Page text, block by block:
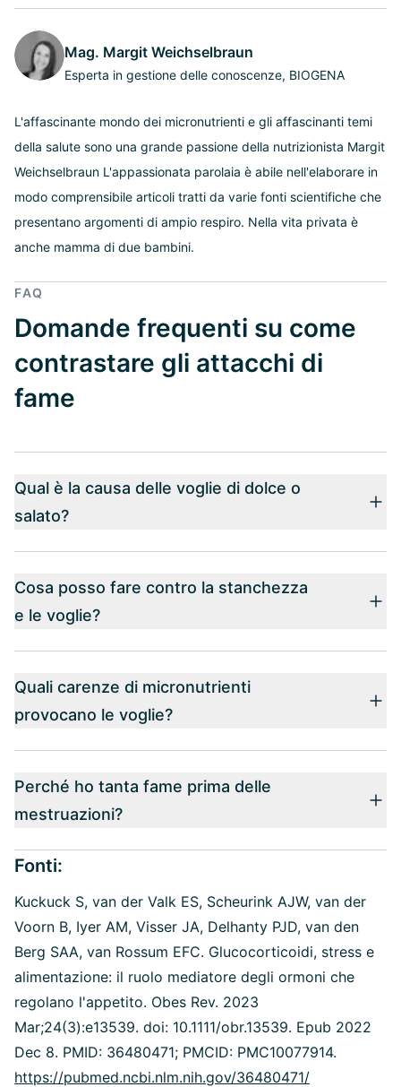
Mag. Margit Weichselbraun
Esperta in gestione delle conoscenze, BIOGENA
L'affascinante mondo dei micronutrienti e gli affascinanti temi
della salute sono una grande passione della nutrizionista Margit
Weichselbraun L'appassionata parolaia è abile nell'elaborare in
modo comprensibile articoli tratti da varie fonti scientifiche che
presentano argomenti di ampio respiro. Nella vita privata è
anche mamma di due bambini.
FAQ
Domande frequenti su come
contrastare gli attacchi di
fame
Qual è la causa delle voglie di dolce o
salato?
Cosa posso fare contro la stanchezza
e le voglie?
Quali carenze di micronutrienti
provocano le voglie?
Perché ho tanta fame prima delle
mestruazioni?
Fonti:
Kuckuck S, van der Valk ES, Scheurink AJW, van der
Voorn B, Iyer AM, Visser JA, Delhanty PJD, van den
Berg SAA, van Rossum EFC. Glucocorticoidi, stress e
alimentazione: il ruolo mediatore degli ormoni che
regolano l'appetito. Obes Rev. 2023
Mar;24(3):e13539. doi: 10.1111/obr.13539. Epub 2022
Dec 8. PMID: 36480471; PMCID: PMC10077914.
https://pubmed.ncbi.nlm.nih.gov/36480471/